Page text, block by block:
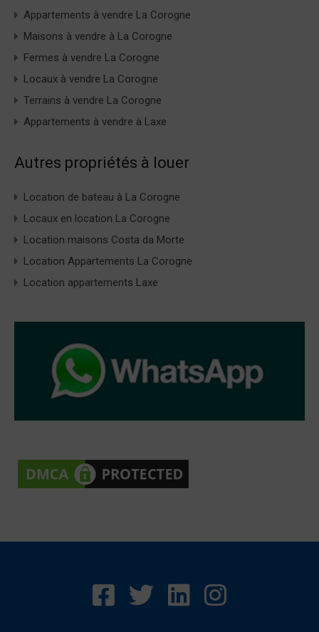
Appartements à vendre La Corogne
Maisons à vendre à La Corogne
Fermes à vendre La Corogne
Locaux à vendre La Corogne
Terrains à vendre La Corogne
Appartements à vendre à Laxe
Autres propriétés à louer
Location de bateau à La Corogne
Locaux en location La Corogne
Location maisons Costa da Morte
Location Appartements La Corogne
Location appartements Laxe